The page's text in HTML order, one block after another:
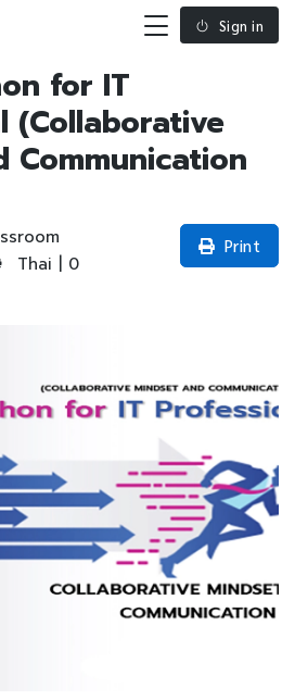
Sign in
for IT
(Collaborative
Communication
Thai | 0
Print